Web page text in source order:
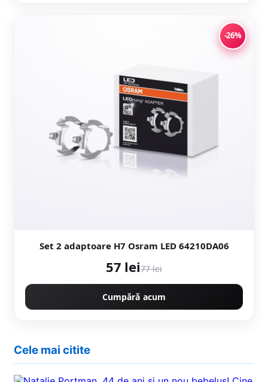
-26%
Set 2 adaptoare H7 Osram LED 64210DA06
57 lei77 lei
Cumpără acum
Cele mai citite